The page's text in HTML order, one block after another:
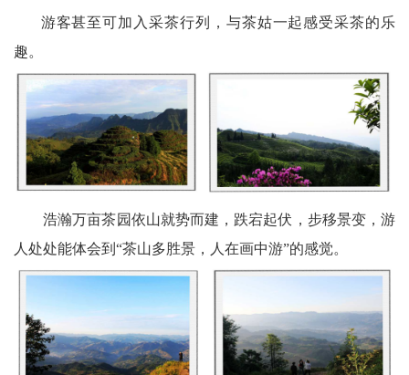
播
银
龄
西
南
学
医
游客甚至可加入采茶行列，与茶姑一起感受采茶的乐
趣。
浩瀚万亩茶园依山就势而建，跌宕起伏，步移景变，游
人处处能体会到“茶山多胜景，人在画中游”的感觉。